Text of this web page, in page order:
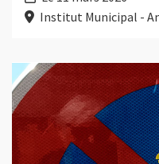
Institut Municipal -
Plus d'information sur